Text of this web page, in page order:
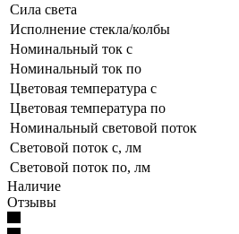
Сила света
Исполнение стекла/колбы
Номинальный ток с
Номинальный ток по
Цветовая температура с
Цветовая температура по
Номинальный световой поток
Световой поток с, лм
Световой поток по, лм
Наличие
Отзывы